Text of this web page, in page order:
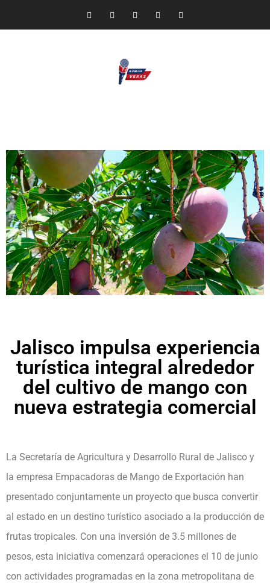
Jalisco impulsa experiencia
turística integral alrededor
del cultivo de mango con
nueva estrategia comercial
La Secretaría de Agricultura y Desarrollo Rural de Jalisco y
la empresa Empacadoras de Mango de Exportación han
presentado conjuntamente un proyecto que busca convertir
al estado en un destino turístico asociado a la producción de
frutas tropicales. Con una inversión de 3.5 millones de
pesos, esta iniciativa comenzará operaciones el 10 de junio
con actividades programadas en la zona metropolitana de